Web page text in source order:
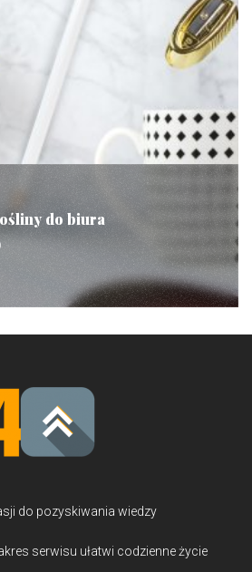
do biura
do pozyskiwania wiedzy
serwisu ułatwi codzienne życie